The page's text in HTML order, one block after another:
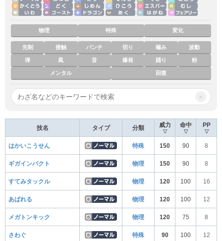
物理 特殊 変化
先制 接触 パンチ 切り 噛み 波動
弾 風 音 爆発 踊り 粉
メンタル 回復
×
技名 タイプ 分類 威力
▽
命中
▽
PP
▽
はかいこうせん 特殊 150 90 8
ギガインパクト 物理 150 90 8
すてみタックル 物理 120 100 16
あばれる 物理 120 100 12
メガトンキック 物理 120 75 8
さわぐ 特殊 90 100 12